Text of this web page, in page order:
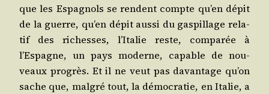
que les Espa­gnols se rendent compte qu’en dépit
de la guerre, qu’en dépit aus­si du gas­pillage rela­
tif des richesses, l’Italie reste, com­pa­rée à
l’Espagne, un pays moderne, capable de nou­
veaux pro­grès. Et il ne veut pas davan­tage qu’on
sache que, mal­gré tout, la démo­cra­tie, en Ita­lie, a